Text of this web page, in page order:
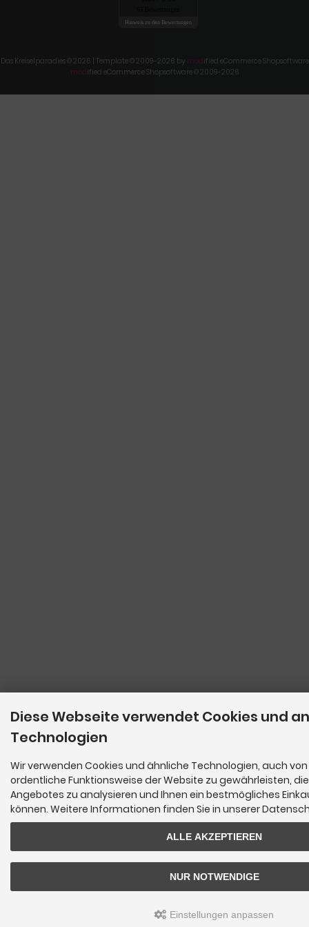
Hinweis zu den Bewertungen
Das Kreiselparadies © 2026 | Template © 2009-2026 by modified eCommerce Shopsoftware
modified eCommerce Shopsoftware © 2009-2026
Diese Webseite verwendet Cookies und
Technologien
Wir verwenden Cookies und ähnliche Technologien, auch
ordentliche Funktionsweise der Website zu gewährleisten,
Angebotes zu analysieren und Ihnen ein bestmögliches
können. Weitere Informationen finden Sie in unserer
ALLE AKZEPTIEREN
NUR NOTWENDIGE
Einstellungen anpassen